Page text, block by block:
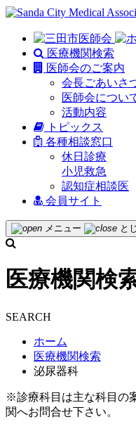
医療機関検索
医師会のご案内
会長ごあいさ
医師会につい
活動内容
トピックス
各種相談窓口
休日診療
小児救急
認知症相談医
会員サイト
メニュー と
医療機関検
SEARCH
ホーム
医療機関検索
泌尿器科
※診療科目は主な科目の
関へお問合せ下さい。